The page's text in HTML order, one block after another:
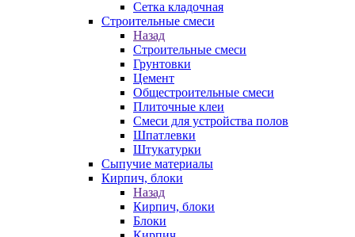
Сетка кладочная
Строительные смеси
Назад
Строительные смеси
Грунтовки
Цемент
Общестроительные смеси
Плиточные клеи
Смеси для устройства полов
Шпатлевки
Штукатурки
Сыпучие материалы
Кирпич, блоки
Назад
Кирпич, блоки
Блоки